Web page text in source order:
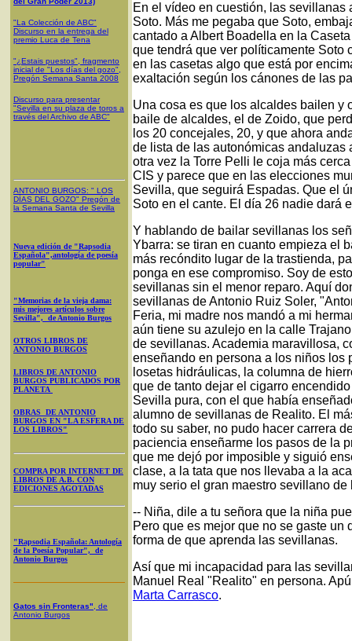
"La Colección de ABC"
Discurso en la entrega del
premio Luca de Tena
"¿Estais puestos", fragmento
inicial de "Los días del gozo",
Pregón Semana Santa 2008
Discurso para presentar
"Sevilla en su plaza de toros a
través del Archivo de ABC"
ANTONIO BURGOS: " LOS
DÍAS DEL GOZO" Pregón de
la Semana Santa de Sevilla
Nueva edición de "Rapsodia
Española",antología de poesía
popular"
"Memorias de la vieja dama:
mis mejores artículos sobre
Sevilla", de Antonio Burgos
OTROS LIBROS DE
ANTONIO BURGOS
LIBROS DE ANTONIO
BURGOS PUBLICADOS POR
PLANETA
OBRAS DE ANTONIO
BURGOS EN "LA ESFERA DE
LOS LIBROS"
COMPRA POR INTERNET DE
LIBROS DE A.B. CON
EDICIONES AGOTADAS
"Rapsodia Española: Antología
de la Poesía Popular", de
Antonio Burgos
Gatos sin Fronteras" , de
Antonio Burgos
En el vídeo en cuestión, las
Soto. Más me pegaba que Soto,
cantado a Albert Boadella en la
que tendrá que ver políticamente Soto
en las casetas algo que está por
exaltación según los cánones de las
Una cosa es que los alcaldes bailen y
baile de alcaldes, el de Zoido, que
los 20 concejales, 20, y que ahora
de lista de las autonómicas andaluzas
otra vez la Torre Pelli le coja más
CIS y parece que en las elecciones
Sevilla, que seguirá Espadas. Que el
Soto en el cante. El día 26 nadie dará
Y hablando de bailar sevillanas los
Ybarra: se tiran en cuanto empieza el
más recóndito lugar de la trastienda,
ponga en ese compromiso. Soy de
sevillanas sin el menor reparo. Aquí
sevillanas de Antonio Ruiz Soler,
Feria, mi madre nos mandó a mi
aún tiene su azulejo en la calle
de sevillanas. Academia maravillosa,
enseñando en persona a los niños
losetas hidráulicas, la columna de
que de tanto dejar el cigarro
Sevilla pura, con el que había
alumno de sevillanas de Realito. El
todo su saber, no pudo hacer carrera
paciencia enseñarme los pasos de la
que me dejó por imposible y siguió
clase, a la tata que nos llevaba a la
muy serio el gran maestro sevillano de
-- Niña, dile a tu señora que la niña
Pero que es mejor que no se gaste
forma de que aprenda las sevillanas.
Así que mi incapacidad para las
Manuel Real "Realito" en persona.
Marta Carrasco.